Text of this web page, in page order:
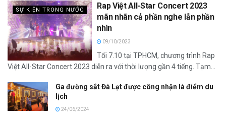
SỰ KIỆN TRONG NƯỚC
Rap Việt All-Star Concert 2023
mãn nhãn cả phần nghe lẫn phần
nhìn
09/10/2023
Tối 7.10 tại TPHCM, chương trình Rap
Việt All-Star Concert 2023 diễn ra với thời lượng gần 4 tiếng. Tạm...
Ga đường sắt Đà Lạt được công nhận là điểm du
lịch
24/06/2024